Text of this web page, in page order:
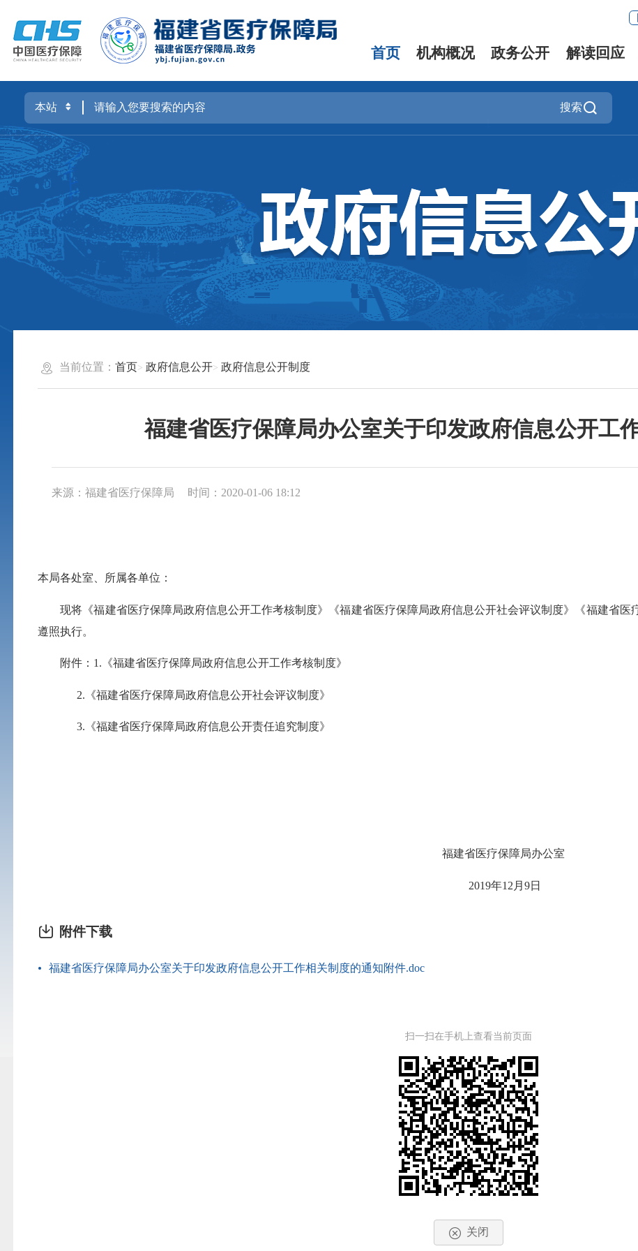
首页 机构概况 政务公开 解读回应
搜索
当前位置： 首页 政府信息公开 政府信息公开制度
福建省医疗保障局办公室关于印发政府信息公开工
来源：福建省医疗保障局 时间：2020-01-06 18:12
本局各处室、所属各单位 ：
现将《福建省医疗保障局政府信息公开工作考核制度》《福建省医疗保障局政府信息公开社会评议制度》《福建省
遵照执行。
附件： 1. 《福建省医疗保障局政府信息公开工作考核制度》
2. 《福建省医疗保障局政府信息公开社会评议制度》
3. 《福建省医疗保障局政府信息公开责任追究制度》
福建省医疗保障局办公室
2019年12 月 9日
附件下载
福建省医疗保障局办公室关于印发政府信息公开工作相关制度的通知附件.doc
扫一扫在手机上查看当前页面
关闭